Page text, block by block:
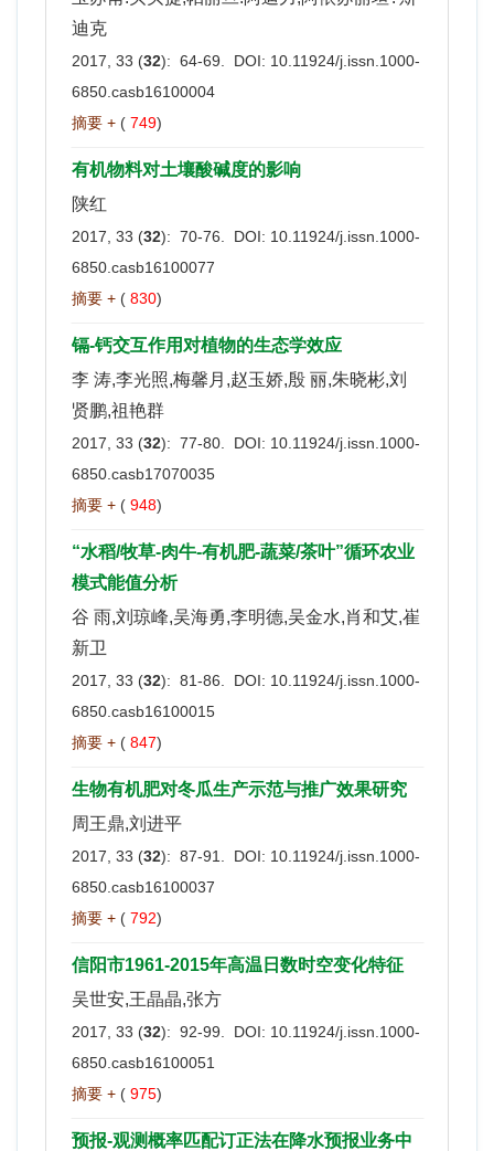
迪克
2017, 33 (32): 64-69. DOI: 10.11924/j.issn.1000-
6850.casb16100004
摘要 + ( 749)
有机物料对土壤酸碱度的影响
陕红
2017, 33 (32): 70-76. DOI: 10.11924/j.issn.1000-
6850.casb16100077
摘要 + ( 830)
镉-钙交互作用对植物的生态学效应
李 涛,李光照,梅馨月,赵玉娇,殷 丽,朱晓彬,刘
贤鹏,祖艳群
2017, 33 (32): 77-80. DOI: 10.11924/j.issn.1000-
6850.casb17070035
摘要 + ( 948)
“水稻/牧草-肉牛-有机肥-蔬菜/茶叶”循环农业
模式能值分析
谷 雨,刘琼峰,吴海勇,李明德,吴金水,肖和艾,崔
新卫
2017, 33 (32): 81-86. DOI: 10.11924/j.issn.1000-
6850.casb16100015
摘要 + ( 847)
生物有机肥对冬瓜生产示范与推广效果研究
周王鼎,刘进平
2017, 33 (32): 87-91. DOI: 10.11924/j.issn.1000-
6850.casb16100037
摘要 + ( 792)
信阳市1961-2015年高温日数时空变化特征
吴世安,王晶晶,张方
2017, 33 (32): 92-99. DOI: 10.11924/j.issn.1000-
6850.casb16100051
摘要 + ( 975)
预报-观测概率匹配订正法在降水预报业务中